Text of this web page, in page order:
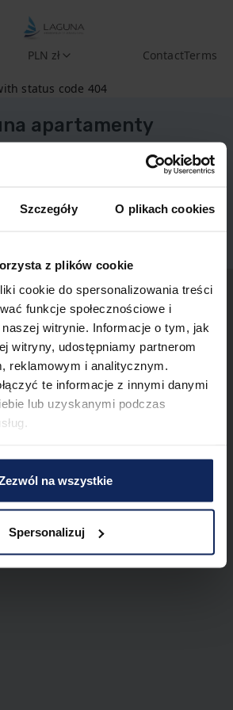
Szczegóły O plikach cookies
z plików cookie
cookie do spersonalizowania treści
funkcje społecznościowe i
witrynie. Informacje o tym, jak
witryny, udostępniamy partnerom
reklamowym i analitycznym.
te informacje z innymi danymi
lub uzyskanymi podczas
Zezwól na wszystkie
Spersonalizuj
PLN zł ContactTerms
status code 404
apartamenty